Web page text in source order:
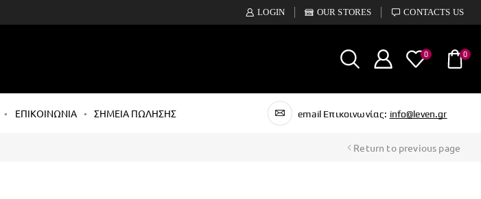
LOGIN OUR STORES CONTACTS US
0 0
ΕΠΙΚΟΙΝΩΝΙΑ ΣΗΜΕΙΑ ΠΩΛΗΣΗΣ email Επικοινωνίας: info@leven.gr
Return to previous page